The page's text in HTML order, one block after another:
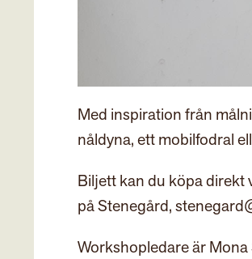
Med inspiration från
nåldyna, ett mobilfodral
Biljett kan du köpa direkt
på Stenegård,
Workshopledare är